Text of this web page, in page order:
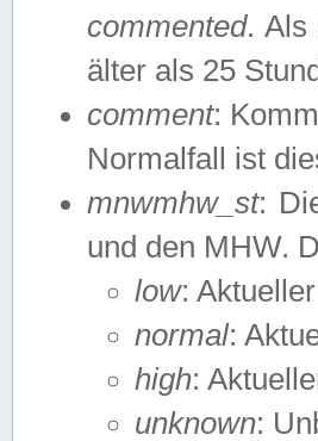
commented. Als
älter als 25
comment:
Normalfall ist
mnwmhw_st:
und den MHW.
low:
normal:
high:
unknown: